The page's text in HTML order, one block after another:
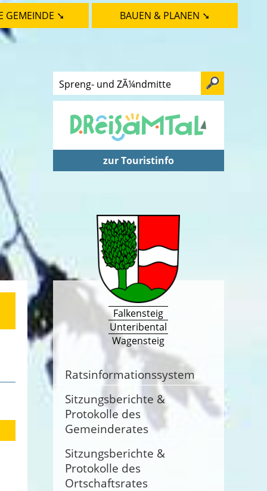
GEMEINDE ➘ BAUEN & PLANEN ➘
zur Touristinfo
Falkensteig
Unteribental
Wagensteig
Ratsinformationssystem
Sitzungsberichte &
Protokolle des
Gemeinderates
Sitzungsberichte &
Protokolle des
Ortschaftsrates